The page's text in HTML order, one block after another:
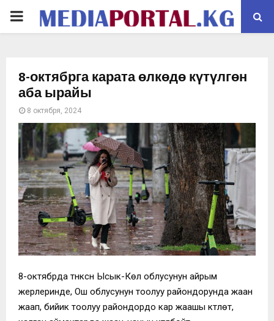
PRIMARY
8-октябрга карата өлкөдө күтүлгөн
аба ырайы
8 октября, 2024
8-октябрда түнкүсүн Ысык-Көл облусунун айрым
жерлеринде, Ош облусунун тоолуу райондорунда жаан
жаап, бийик тоолуу райондордо кар жаашы күтүлөт,